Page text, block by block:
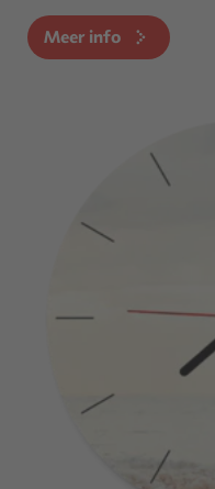
Meer info